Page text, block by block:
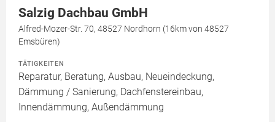
Salzig Dachbau GmbH
Alfred-Mozer-Str. 70, 48527 Nordhorn (16km von 48527
Emsbüren)
TÄTIGKEITEN
Reparatur, Beratung, Ausbau, Neueindeckung,
Dämmung / Sanierung, Dachfenstereinbau,
Innendämmung, Außendämmung